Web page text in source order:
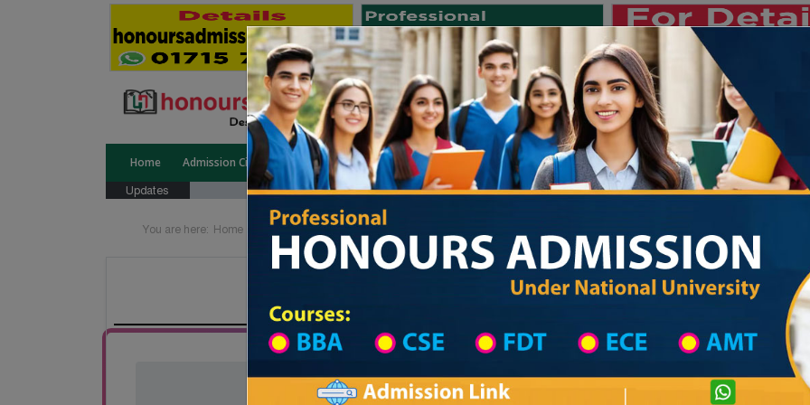
Home Admission Circular Public University Private University International University University College
Updates জাতীয় বিশ্ববিদ্যালয় ২০২৫-২৬
You are here: Home Board List College List District Wise
Private University Admission
Fulgazi Govt. College